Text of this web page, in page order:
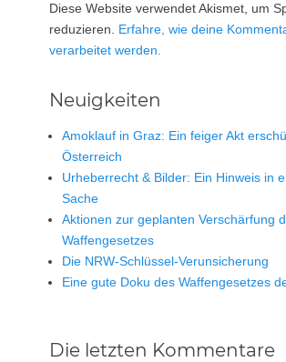
Diese Website verwendet Akismet, um
reduzieren. Erfahre, wie deine
verarbeitet werden.
Neuigkeiten
Amoklauf in Graz: Ein feiger Akt
Österreich
Urheberrecht & Bilder: Ein Hinweis in
Sache
Aktionen zur geplanten Verschärfung
Waffengesetzes
Die NRW-Schlüssel-Verunsicherung
Eine gute Doku des Waffengesetzes
Die letzten Kommentare